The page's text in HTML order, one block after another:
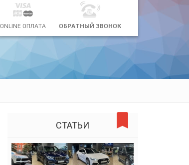
ONLINE ОПЛАТА ОБРАТНЫЙ ЗВОНОК
СТАТЬИ